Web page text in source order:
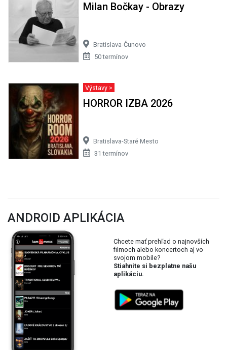
Milan Bočkay - Obrazy
Bratislava-Čunovo
50 termínov
Výstavy >
HORROR IZBA 2026
Bratislava-Staré Mesto
31 termínov
ANDROID APLIKÁCIA
Chcete mať prehľad o najnovších
filmoch alebo koncertoch aj vo
svojom mobile?
Stiahnite si bezplatne našu
aplikáciu.